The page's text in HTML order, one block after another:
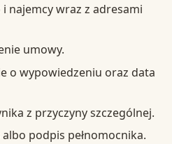
najemcy wraz z adresami
umowy.
o wypowiedzeniu oraz data
z przyczyny szczególnej.
podpis pełnomocnika.